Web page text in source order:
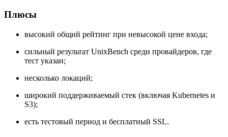
Плюсы
высокий общий рейтинг при невысокой цене входа;
сильный результат UnixBench среди провайдеров, где
тест указан;
несколько локаций;
широкий поддерживаемый стек (включая Kubernetes и
S3);
есть тестовый период и бесплатный SSL.